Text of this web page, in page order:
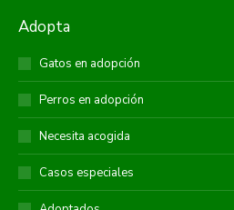
Adopta
Gatos en adopción
Perros en adopción
Necesita acogida
Casos especiales